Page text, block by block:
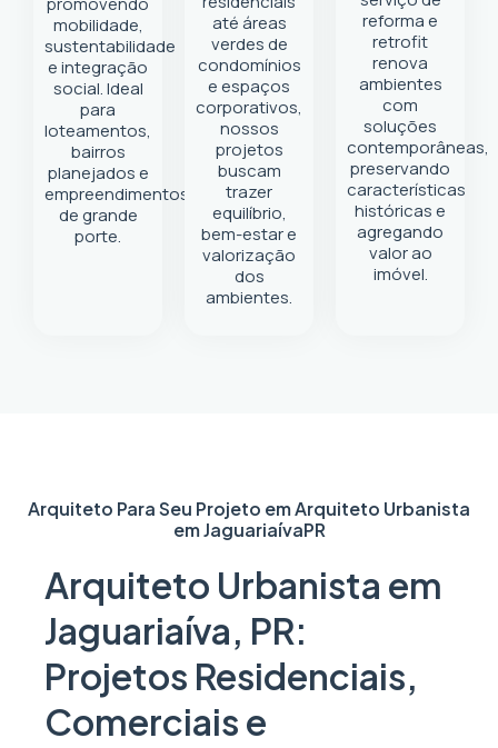
mobilidade,
sustentabilidade
e integração
social. Ideal
para
loteamentos,
bairros
planejados e
empreendimentos
de grande
porte.
até áreas
verdes de
condomínios
e espaços
corporativos,
nossos
projetos
buscam
trazer
equilíbrio,
bem-estar e
valorização
dos
ambientes.
reforma e
retrofit
renova
ambientes
com
soluções
contemporâneas,
preservando
características
históricas e
agregando
valor ao
imóvel.
Arquiteto Para Seu Projeto emArquiteto Urbanista
em JaguariaívaPR
Arquiteto Urbanista em
Jaguariaíva, PR:
Projetos Residenciais,
Comerciais e